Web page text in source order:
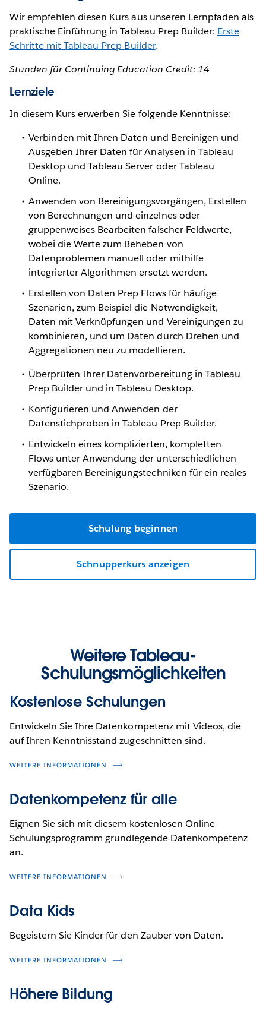
Wir empfehlen diesen Kurs aus unseren Lernpfaden als
praktische Einführung in Tableau Prep Builder: Erste
Schritte mit Tableau Prep Builder.
Stunden für Continuing Education Credit: 14
Lernziele
In diesem Kurs erwerben Sie folgende Kenntnisse:
Verbinden mit Ihren Daten und Bereinigen und
Ausgeben Ihrer Daten für Analysen in Tableau
Desktop und Tableau Server oder Tableau
Online.
Anwenden von Bereinigungsvorgängen, Erstellen
von Berechnungen und einzelnes oder
gruppenweises Bearbeiten falscher Feldwerte,
wobei die Werte zum Beheben von
Datenproblemen manuell oder mithilfe
integrierter Algorithmen ersetzt werden.
Erstellen von Daten Prep Flows für häufige
Szenarien, zum Beispiel die Notwendigkeit,
Daten mit Verknüpfungen und Vereinigungen zu
kombinieren, und um Daten durch Drehen und
Aggregationen neu zu modellieren.
Überprüfen Ihrer Datenvorbereitung in Tableau
Prep Builder und in Tableau Desktop.
Konfigurieren und Anwenden der
Datenstichproben in Tableau Prep Builder.
Entwickeln eines komplizierten, kompletten
Flows unter Anwendung der unterschiedlichen
verfügbaren Bereinigungstechniken für ein reales
Szenario.
Schulung beginnen
Schnupperkurs anzeigen
Weitere Tableau-
Schulungsmöglichkeiten
Kostenlose Schulungen
Entwickeln Sie Ihre Datenkompetenz mit Videos, die
auf Ihren Kenntnisstand zugeschnitten sind.
WEITERE INFORMATIONEN
Datenkompetenz für alle
Eignen Sie sich mit diesem kostenlosen Online-
Schulungsprogramm grundlegende Datenkompetenz
an.
WEITERE INFORMATIONEN
Data Kids
Begeistern Sie Kinder für den Zauber von Daten.
WEITERE INFORMATIONEN
Höhere Bildung